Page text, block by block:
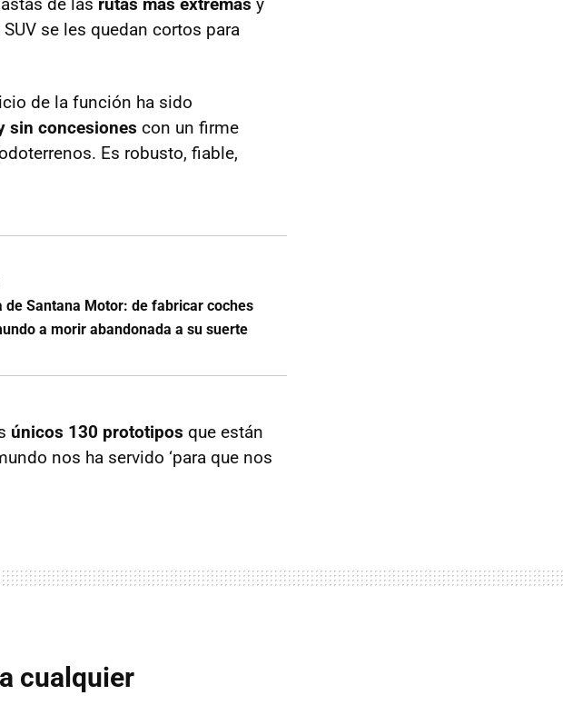
se les quedan cortos para
de la función ha sido
sin concesiones con un firme
Es robusto, fiable,
de Santana Motor: de fabricar coches
a morir abandonada a su suerte
únicos 130 prototipos que están
nos ha servido ‘para que nos
cualquier